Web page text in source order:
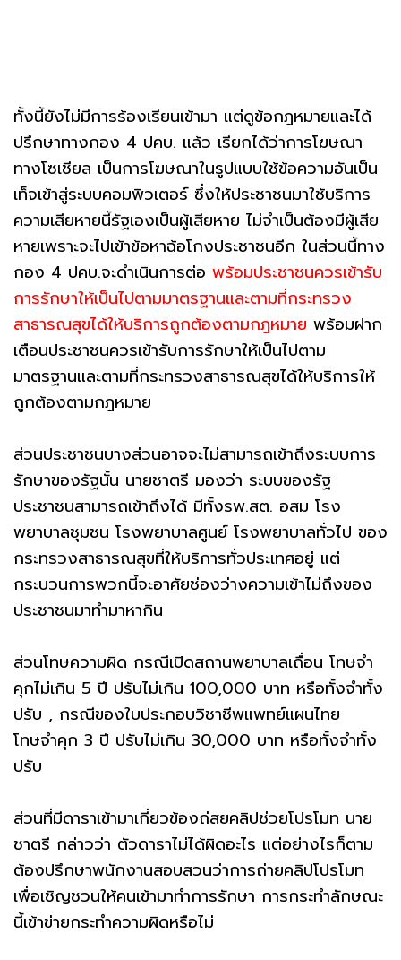
ทั้งนี้ยังไม่มีการร้องเรียนเข้ามา แต่ดูข้อกฎหมายและได้
ปรึกษาทางกอง 4 ปคบ. แล้ว เรียกได้ว่าการโฆษณา
ทางโซเชียล เป็นการโฆษณาในรูปแบบใช้ข้อความอันเป็น
เท็จเข้าสู่ระบบคอมพิวเตอร์ ซึ่งให้ประชาชนมาใช้บริการ
ความเสียหายนี้รัฐเองเป็นผู้เสียหาย ไม่จำเป็นต้องมีผู้เสีย
หายเพราะจะไปเข้าข้อหาฉ้อโกงประชาชนอีก ในส่วนนี้ทาง
กอง 4 ปคบ.จะดำเนินการต่อ พร้อมประชาชนควรเข้ารับ
การรักษาให้เป็นไปตามมาตรฐานและตามที่กระทรวง
สาธารณสุขได้ให้บริการถูกต้องตามกฎหมาย พร้อมฝาก
เตือนประชาชนควรเข้ารับการรักษาให้เป็นไปตาม
มาตรฐานและตามที่กระทรวงสาธารณสุขได้ให้บริการให้
ถูกต้องตามกฎหมาย
ส่วนประชาชนบางส่วนอาจจะไม่สามารถเข้าถึงระบบการ
รักษาของรัฐนั้น นายชาตรี มองว่า ระบบของรัฐ
ประชาชนสามารถเข้าถึงได้ มีทั้งรพ.สต. อสม โรง
พยาบาลชุมชน โรงพยาบาลศูนย์ โรงพยาบาลทั่วไป ของ
กระทรวงสาธารณสุขที่ให้บริการทั่วประเทศอยู่ แต่
กระบวนการพวกนี้จะอาศัยช่องว่างความเข้าไม่ถึงของ
ประชาชนมาทำมาหากิน
ส่วนโทษความผิด กรณีเปิดสถานพยาบาลเถื่อน โทษจำ
คุกไม่เกิน 5 ปี ปรับไม่เกิน 100,000 บาท หรือทั้งจำทั้ง
ปรับ , กรณีของใบประกอบวิชาชีพแพทย์แผนไทย
โทษจำคุก 3 ปี ปรับไม่เกิน 30,000 บาท หรือทั้งจำทั้ง
ปรับ
ส่วนที่มีดาราเข้ามาเกี่ยวข้องถ่สยคลิปช่วยโปรโมท นาย
ชาตรี กล่าวว่า ตัวดาราไม่ได้ผิดอะไร แต่อย่างไรก็ตาม
ต้องปรึกษาพนักงานสอบสวนว่าการถ่ายคลิปโปรโมท
เพื่อเชิญชวนให้คนเข้ามาทำการรักษา การกระทำลักษณะ
นี้เข้าข่ายกระทำความผิดหรือไม่